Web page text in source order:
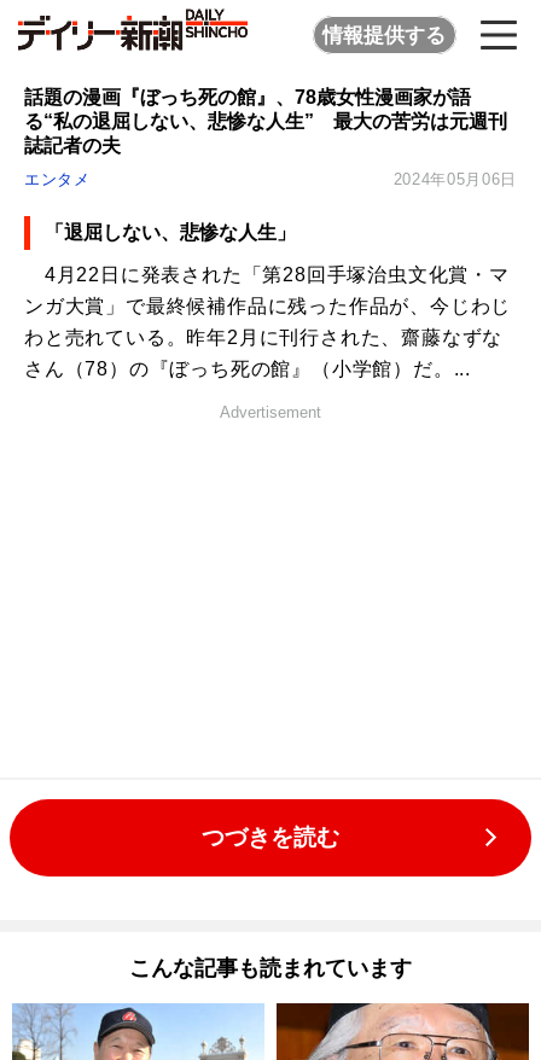
情報提供する
話題の漫画『ぼっち死の館』、78歳女性漫画家が語
る“私の退屈しない、悲惨な人生” 最大の苦労は元週刊
誌記者の夫
エンタメ 2024年05月06日
「退屈しない、悲惨な人生」
4月22日に発表された「第28回手塚治虫文化賞・マ
ンガ大賞」で最終候補作品に残った作品が、今じわじ
わと売れている。昨年2月に刊行された、齋藤なずな
さん（78）の『ぼっち死の館』（小学館）だ。...
Advertisement
つづきを読む
こんな記事も読まれています